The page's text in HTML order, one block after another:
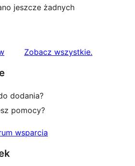
jeszcze żadnych
Zobacz wszystkierecenzje
.
dodania?
pomocy?
wsparcia